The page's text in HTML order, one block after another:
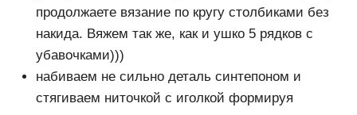
продолжаете вязание по кругу столбиками без
накида. Вяжем так же, как и ушко 5 рядков с
убавочками)))
набиваем не сильно деталь синтепоном и
стягиваем ниточкой с иголкой формируя